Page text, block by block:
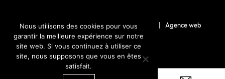
© 2026-Guingamp-Paimpol Agglomération | Agence web
Lannion : Coqueliko
Nous utilisons des cookies pour vous
garantir la meilleure expérience sur notre
site web. Si vous continuez à utiliser ce
site, nous supposons que vous en êtes
satisfait.